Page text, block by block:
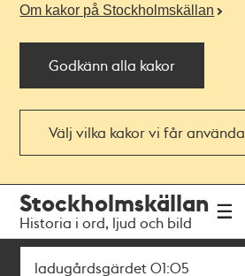
Om kakor på Stockholmskällan
Godkänn alla kakor
Välj vilka kakor vi får använda
navigationen
huvudinnehållet
Stockholmskällan
Historia i ord, ljud och bild
Sök